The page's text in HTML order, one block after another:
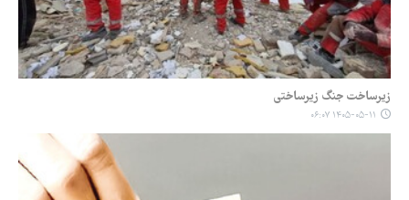
زیرساخت جنگ زیرساختی
۱۴۰۵-۰۵-۱۱ ۰۶:۰۷